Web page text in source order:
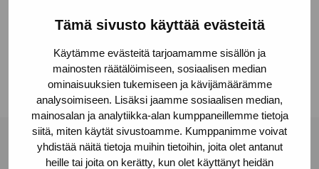
Tämä sivusto käyttää evästeitä
Käytämme evästeitä tarjoamamme sisällön ja
mainosten räätälöimiseen, sosiaalisen median
ominaisuuksien tukemiseen ja kävijämäärämme
analysoimiseen. Lisäksi jaamme sosiaalisen median,
mainosalan ja analytiikka-alan kumppaneillemme tietoja
siitä, miten käytät sivustoamme. Kumppanimme voivat
yhdistää näitä tietoja muihin tietoihin, joita olet antanut
heille tai joita on kerätty, kun olet käyttänyt heidän
Linkedin
Stiftelsen Pro Artibus